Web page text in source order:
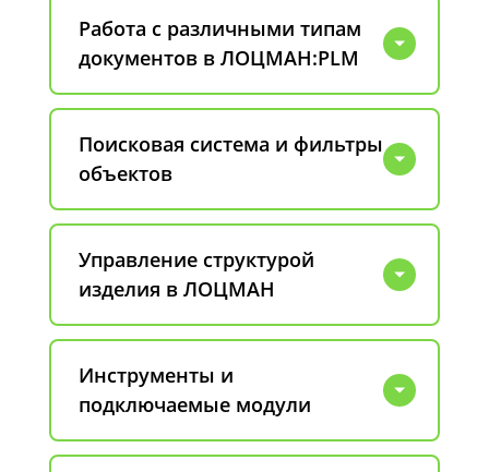
Работа с различными типам
документов в ЛОЦМАН:PLM
Поисковая система и фильтры
объектов
Управление структурой
изделия в ЛОЦМАН
Инструменты и
подключаемые модули